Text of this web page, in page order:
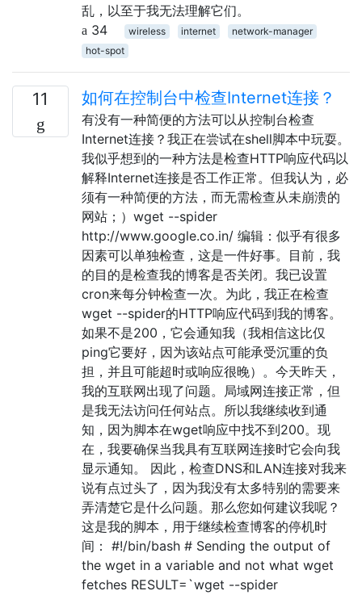
乱，以至于我无法理解它们。
34
wireless internet
network-manager
hot-spot
11 如何在控制台中检查Internet连接？
有没有一种简便的方法可以从控制台检查
Internet连接？我正在尝试在shell脚本中玩耍。
我似乎想到的一种方法是检查HTTP响应代码以
解释Internet连接是否工作正常。但我认为，必
须有一种简便的方法，而无需检查从未崩溃的
网站；）wget --spider
http://www.google.co.in/ 编辑：似乎有很多
因素可以单独检查，这是一件好事。目前，我
的目的是检查我的博客是否关闭。我已设置
cron来每分钟检查一次。为此，我正在检查
wget --spider的HTTP响应代码到我的博客。
如果不是200，它会通知我（我相信这比仅
ping它要好，因为该站点可能承受沉重的负
担，并且可能超时或响应很晚）。今天昨天，
我的互联网出现了问题。局域网连接正常，但
是我无法访问任何站点。所以我继续收到通
知，因为脚本在wget响应中找不到200。现
在，我要确保当我具有互联网连接时它会向我
显示通知。 因此，检查DNS和LAN连接对我来
说有点过头了，因为我没有太多特别的需要来
弄清楚它是什么问题。那么您如何建议我呢？
这是我的脚本，用于继续检查博客的停机时
间： #!/bin/bash # Sending the output of
the wget in a variable and not what wget
fetches RESULT=`wget --spider